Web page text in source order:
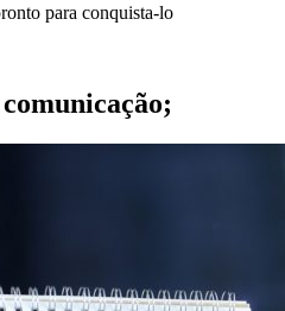
para conquista-lo